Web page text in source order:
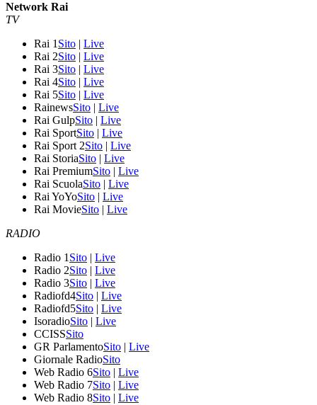
Network Rai
TV
Rai 1 Sito | Live
Rai 2Sito | Live
Rai 3Sito | Live
Rai 4Sito | Live
Rai 5Sito | Live
RainewsSito | Live
Rai GulpSito | Live
Rai SportSito | Live
Rai Sport 2Sito | Live
Rai StoriaSito | Live
Rai PremiumSito | Live
Rai ScuolaSito | Live
Rai YoYoSito | Live
Rai MovieSito | Live
RADIO
Radio 1 Sito | Live
Radio 2Sito | Live
Radio 3Sito | Live
Radiofd4Sito | Live
Radiofd5Sito | Live
IsoradioSito | Live
CCISSSito
GR ParlamentoSito | Live
Giornale RadioSito
Web Radio 6Sito | Live
Web Radio 7Sito | Live
Web Radio 8Sito | Live